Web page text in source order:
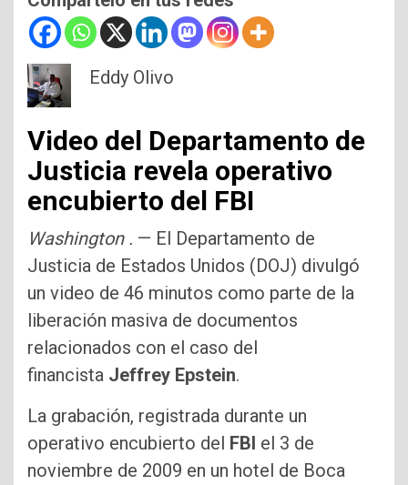
Eddy Olivo
Video del Departamento de
Justicia revela operativo
encubierto del FBI
Washington . — El Departamento de
Justicia de Estados Unidos (DOJ) divulgó
un video de 46 minutos como parte de la
liberación masiva de documentos
relacionados con el caso del
financista Jeffrey Epstein.
La grabación, registrada durante un
operativo encubierto del FBI el 3 de
noviembre de 2009 en un hotel de Boca